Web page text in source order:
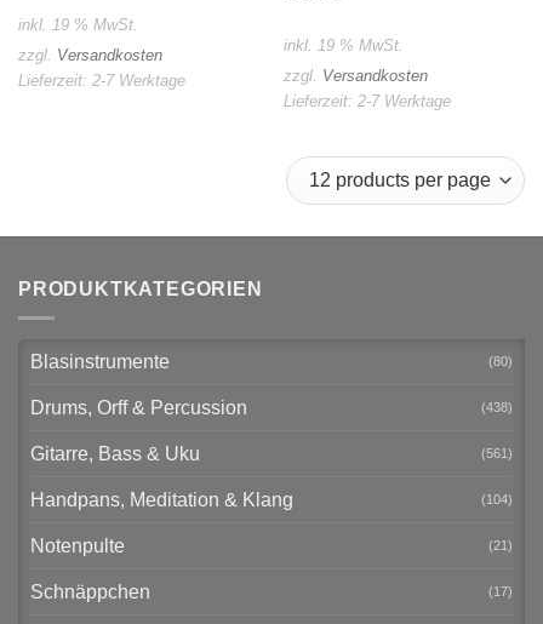
inkl. 19 % MwSt.
zzgl. Versandkosten
Lieferzeit: 2-7 Werktage
inkl. 19 % MwSt.
zzgl. Versandkosten
Lieferzeit: 2-7 Werktage
PRODUKTKATEGORIEN
Blasinstrumente (80)
Drums, Orff & Percussion (438)
Gitarre, Bass & Uku (561)
Handpans, Meditation & Klang (104)
Notenpulte (21)
Schnäppchen (17)